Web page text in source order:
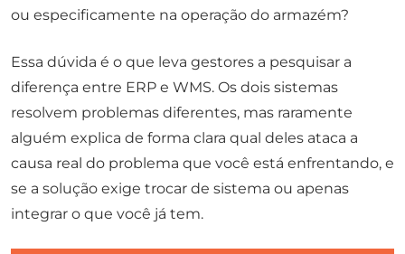
ou especificamente na operação do armazém?
Essa dúvida é o que leva gestores a pesquisar a
diferença entre ERP e WMS. Os dois sistemas
resolvem problemas diferentes, mas raramente
alguém explica de forma clara qual deles ataca a
causa real do problema que você está enfrentando, e
se a solução exige trocar de sistema ou apenas
integrar o que você já tem.